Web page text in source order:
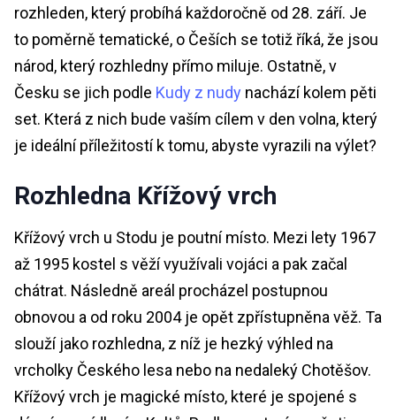
rozhleden, který probíhá každoročně od 28. září. Je
to poměrně tematické, o Češích se totiž říká, že jsou
národ, který rozhledny přímo miluje. Ostatně, v
Česku se jich podle Kudy z nudy nachází kolem pěti
set. Která z nich bude vaším cílem v den volna, který
je ideální příležitostí k tomu, abyste vyrazili na výlet?
Rozhledna Křížový vrch
Křížový vrch u Stodu je poutní místo. Mezi lety 1967
až 1995 kostel s věží využívali vojáci a pak začal
chátrat. Následně areál procházel postupnou
obnovou a od roku 2004 je opět zpřístupněna věž. Ta
slouží jako rozhledna, z níž je hezký výhled na
vrcholky Českého lesa nebo na nedaleký Chotěšov.
Křížový vrch je magické místo, které je spojené s